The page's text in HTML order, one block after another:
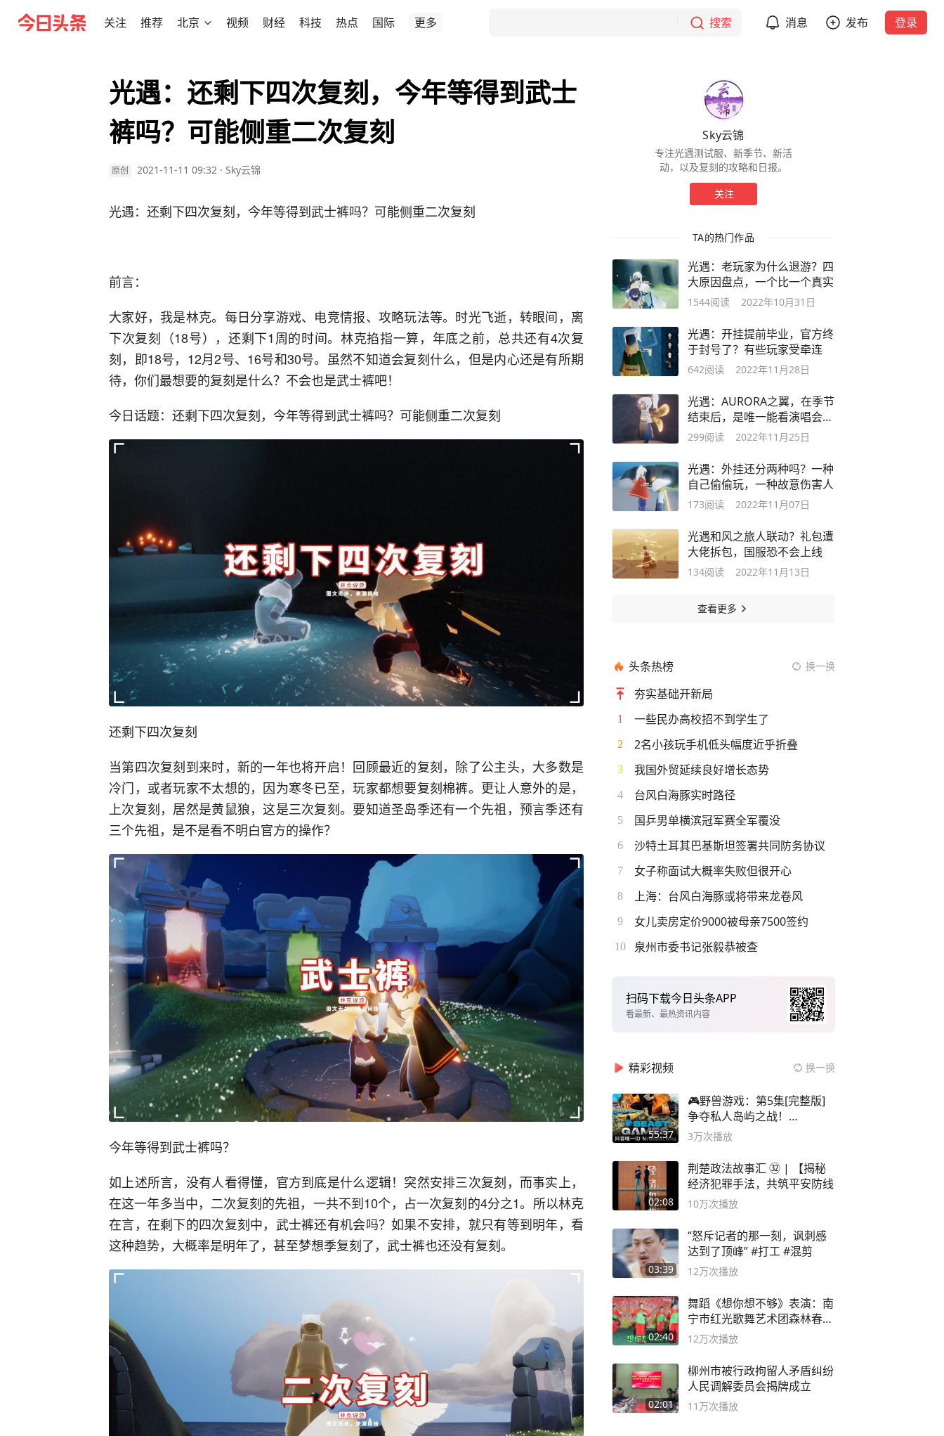
关注 推荐 北京 视频 财经 科技 热点 国际 更多 搜索 消息 发布 登录
光遇：还剩下四次复刻，今年等得到武士
裤吗？可能侧重二次复刻
原创 2021-11-11 09:32 · Sky云锦
光遇：还剩下四次复刻，今年等得到武士裤吗？可能侧重二次复刻
前言：
大家好，我是林克。每日分享游戏、电竞情报、攻略玩法等。时光飞逝，转眼间，离
下次复刻（18号），还剩下1周的时间。林克掐指一算，年底之前，总共还有4次复
刻，即18号，12月2号、16号和30号。虽然不知道会复刻什么，但是内心还是有所期
待，你们最想要的复刻是什么？不会也是武士裤吧！
今日话题：还剩下四次复刻，今年等得到武士裤吗？可能侧重二次复刻
还剩下四次复刻
当第四次复刻到来时，新的一年也将开启！回顾最近的复刻，除了公主头，大多数是
冷门，或者玩家不太想的，因为寒冬已至，玩家都想要复刻棉裤。更让人意外的是，
上次复刻，居然是黄鼠狼，这是三次复刻。要知道圣岛季还有一个先祖，预言季还有
三个先祖，是不是看不明白官方的操作？
今年等得到武士裤吗？
如上述所言，没有人看得懂，官方到底是什么逻辑！突然安排三次复刻，而事实上，
在这一年多当中，二次复刻的先祖，一共不到10个，占一次复刻的4分之1。所以林克
在言，在剩下的四次复刻中，武士裤还有机会吗？如果不安排，就只有等到明年，看
这种趋势，大概率是明年了，甚至梦想季复刻了，武士裤也还没有复刻。
Sky云锦
专注光遇测试服、新季节、新活
动，以及复刻的攻略和日报。
关注
TA的热门作品
光遇：老玩家为什么退游？四
大原因盘点，一个比一个真实
1544阅读 2022年10月31日
光遇：开挂提前毕业，官方终
于封号了？有些玩家受牵连
642阅读 2022年11月28日
光遇：AURORA之翼，在季节
结束后，是唯一能看演唱会的
方式？
299阅读 2022年11月25日
光遇：外挂还分两种吗？一种
自己偷偷玩，一种故意伤害人
173阅读 2022年11月07日
光遇和风之旅人联动？礼包遭
大佬拆包，国服恐不会上线
134阅读 2022年11月13日
查看更多
头条热榜 换一换
夯实基础开新局
1 一些民办高校招不到学生了
2 2名小孩玩手机低头幅度近乎折叠
3 我国外贸延续良好增长态势
4 台风白海豚实时路径
5 国乒男单横滨冠军赛全军覆没
6 沙特土耳其巴基斯坦签署共同防务协议
7 女子称面试大概率失败但很开心
8 上海：台风白海豚或将带来龙卷风
9 女儿卖房定价9000被母亲7500签约
10 泉州市委书记张毅恭被查
扫码下载今日头条APP
看最新、最热资讯内容
精彩视频 换一换
55:37
🎮野兽游戏：第5集[完整版]
争夺私人岛屿之战！
#MrBeastChina
3万次播放
02:08
荆楚政法故事汇 ㉜ | 【揭秘
经济犯罪手法，共筑平安防线
10万次播放
03:39
“怒斥记者的那一刻，讽刺感
达到了顶峰” #打工 #混剪
12万次播放
02:40
舞蹈《想你想不够》表演：南
宁市红光歌舞艺术团森林春红
舞蹈队。
12万次播放
02:01
柳州市被行政拘留人矛盾纠纷
人民调解委员会揭牌成立
11万次播放